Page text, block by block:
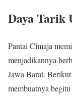
Daya Tarik
Pantai Cimaja
menjadikannya
Jawa Barat.
membuatnya